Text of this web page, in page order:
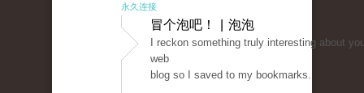
永久连接
冒个泡吧！ | 泡泡
I reckon something truly interesting about
web
blog so I saved to my bookmarks.